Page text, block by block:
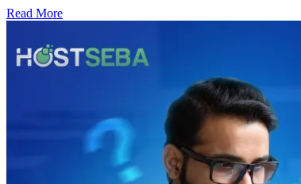
Read More